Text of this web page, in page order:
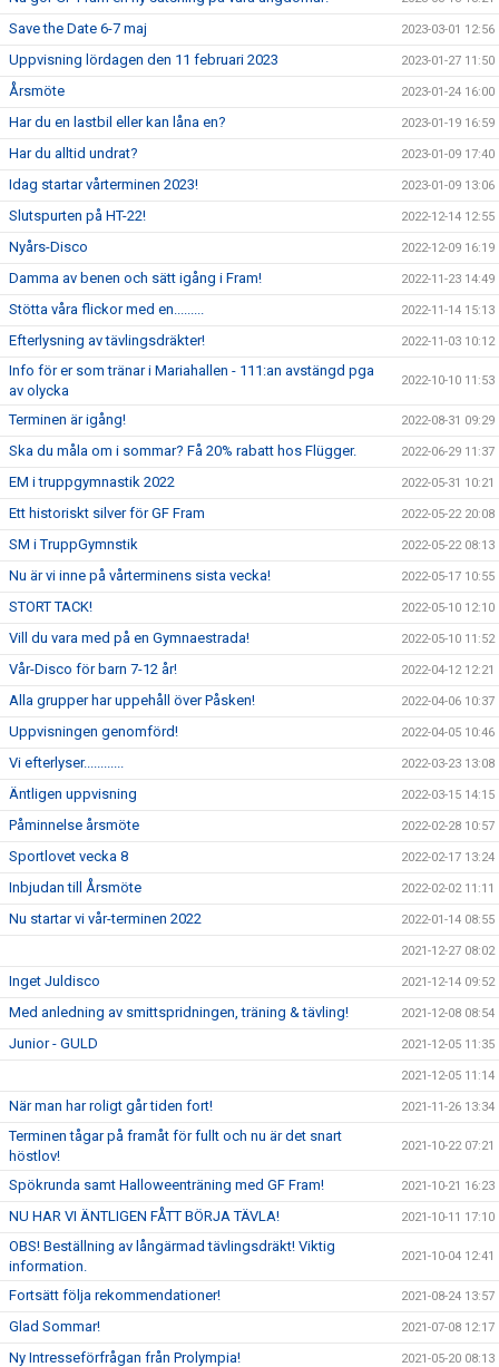
Save the Date 6-7 maj 2023-03-01 12:56
Uppvisning lördagen den 11 februari 2023 2023-01-27 11:50
Årsmöte 2023-01-24 16:00
Har du en lastbil eller kan låna en? 2023-01-19 16:59
Har du alltid undrat? 2023-01-09 17:40
Idag startar vårterminen 2023! 2023-01-09 13:06
Slutspurten på HT-22! 2022-12-14 12:55
Nyårs-Disco 2022-12-09 16:19
Damma av benen och sätt igång i Fram! 2022-11-23 14:49
Stötta våra flickor med en......... 2022-11-14 15:13
Efterlysning av tävlingsdräkter! 2022-11-03 10:12
Info för er som tränar i Mariahallen - 111:an avstängd pga
av olycka
2022-10-10 11:53
Terminen är igång! 2022-08-31 09:29
Ska du måla om i sommar? Få 20% rabatt hos Flügger. 2022-06-29 11:37
EM i truppgymnastik 2022 2022-05-31 10:21
Ett historiskt silver för GF Fram 2022-05-22 20:08
SM i TruppGymnstik 2022-05-22 08:13
Nu är vi inne på vårterminens sista vecka! 2022-05-17 10:55
STORT TACK! 2022-05-10 12:10
Vill du vara med på en Gymnaestrada! 2022-05-10 11:52
Vår-Disco för barn 7-12 år! 2022-04-12 12:21
Alla grupper har uppehåll över Påsken! 2022-04-06 10:37
Uppvisningen genomförd! 2022-04-05 10:46
Vi efterlyser............ 2022-03-23 13:08
Äntligen uppvisning 2022-03-15 14:15
Påminnelse årsmöte 2022-02-28 10:57
Sportlovet vecka 8 2022-02-17 13:24
Inbjudan till Årsmöte 2022-02-02 11:11
Nu startar vi vår-terminen 2022 2022-01-14 08:55
2021-12-27 08:02
Inget Juldisco 2021-12-14 09:52
Med anledning av smittspridningen, träning & tävling! 2021-12-08 08:54
Junior - GULD 2021-12-05 11:35
2021-12-05 11:14
När man har roligt går tiden fort! 2021-11-26 13:34
Terminen tågar på framåt för fullt och nu är det snart
höstlov!
2021-10-22 07:21
Spökrunda samt Halloweenträning med GF Fram! 2021-10-21 16:23
NU HAR VI ÄNTLIGEN FÅTT BÖRJA TÄVLA! 2021-10-11 17:10
OBS! Beställning av långärmad tävlingsdräkt! Viktig
information.
2021-10-04 12:41
Fortsätt följa rekommendationer! 2021-08-24 13:57
Glad Sommar! 2021-07-08 12:17
Ny Intresseförfrågan från Prolympia! 2021-05-20 08:13